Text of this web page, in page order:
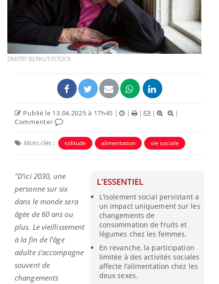
DMITRY BERKUT/ISTOCK
Publié le 13.04.2025 à 17h45 | | | |
|
Commenter
Mots clés : solitude alimentation vie sociale
L'ESSENTIEL
L’isolement social persistant a
un impact uniquement sur les
changements de
consommation de fruits et
légumes chez les femmes.
En revanche, la participation
limitée à des activités sociales
affecte l’alimentation chez les
deux sexes.
"D’ici 2030, une
personne sur six
dans le monde sera
âgée de 60 ans ou
plus. Le vieillissement
à la fin de l’âge
adulte s’accompagne
souvent de
changements